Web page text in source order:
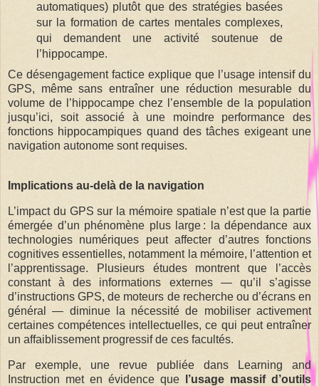
automatiques) plutôt que des stratégies basées
sur la formation de cartes mentales complexes,
qui demandent une activité soutenue de
l’hippocampe.
Ce désengagement factice explique que l’usage intensif du
GPS, même sans entraîner une réduction mesurable du
volume de l’hippocampe chez l’ensemble de la population
jusqu’ici, soit associé à une moindre performance des
fonctions hippocampiques quand des tâches exigeant une
navigation autonome sont requises.
Implications au‑delà de la navigation
L’impact du GPS sur la mémoire spatiale n’est que la partie
émergée d’un phénomène plus large : la dépendance aux
technologies numériques peut affecter d’autres fonctions
cognitives essentielles, notamment la mémoire, l’attention et
l’apprentissage. Plusieurs études montrent que l’accès
constant à des informations externes — qu’il s’agisse
d’instructions GPS, de moteurs de recherche ou d’écrans en
général — diminue la nécessité de mobiliser activement
certaines compétences intellectuelles, ce qui peut entraîner
un affaiblissement progressif de ces facultés.
Par exemple, une revue publiée dans Learning and
Instruction met en évidence que l’usage massif d’outils